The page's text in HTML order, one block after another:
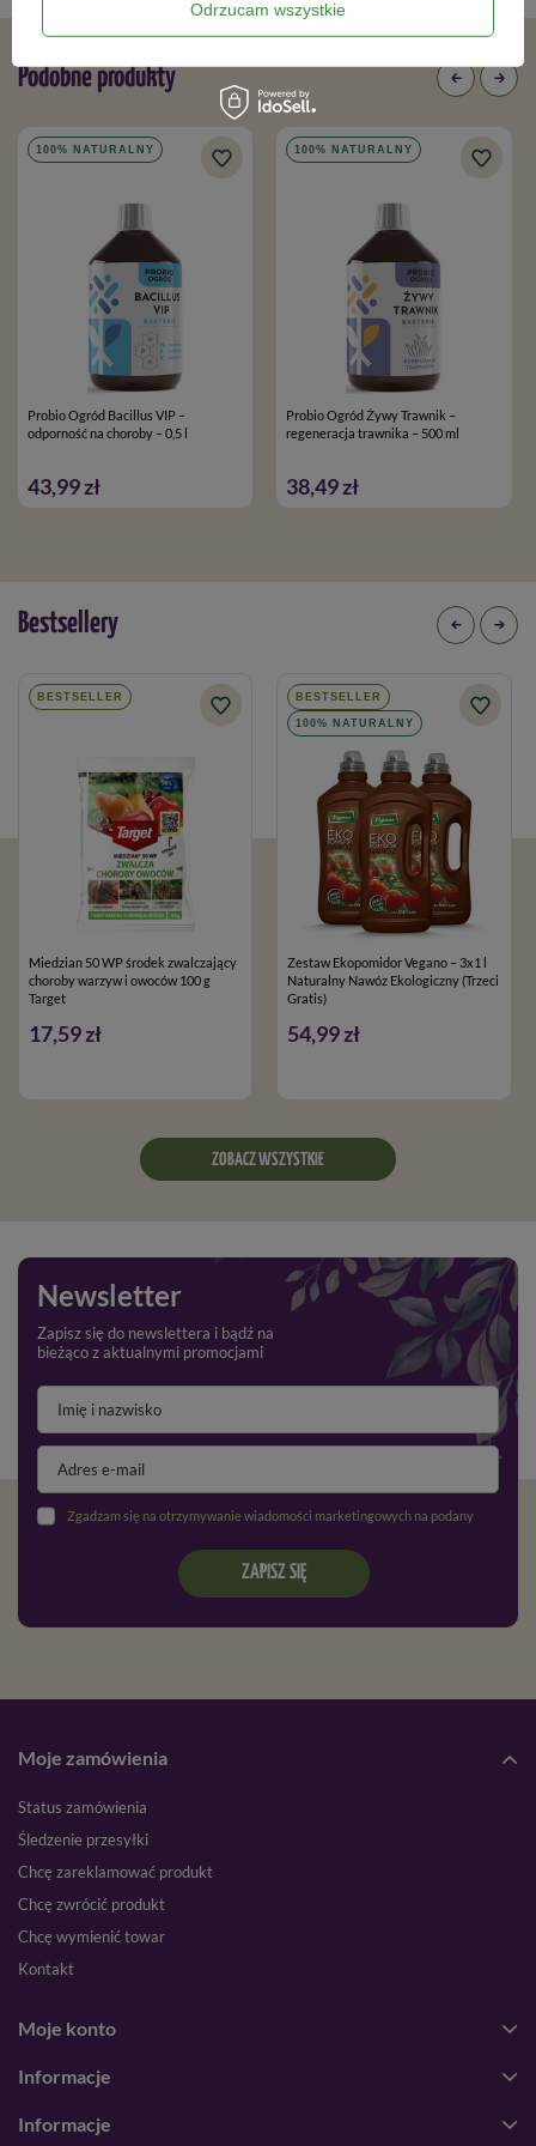
stosować doglebowo przed siewem lub w
Skład
Kompleks żywych kultur bakterii Paenibacillus
azotobacter chroococcum
, ekologiczna melasa z trzciny
cukrowej, woda.
Opakowanie: 2 l
Podobne produkty
100% NATURALNY
Probio Ogród Bacillus VIP –
odporność na choroby – 0,5 l
43,99 zł
100% NATURALNY
Probio Ogród Żywy Trawnik –
regeneracja trawnika – 500 ml
38,49 zł
Bestsellery
BESTSELLER
Miedzian 50 WP środek zwalczający
choroby warzyw i owoców 100 g
Target
17,59 zł
BESTSELLER
100% NATURALNY
Zestaw Ekopomidor Vegano – 3x1 l
Naturalny Nawóz Ekologiczny (Trzeci
Gratis)
54,99 zł
ZOBACZ WSZYSTKIE
Newsletter
Zapisz się do newslettera i bądź na
bieżąco z aktualnymi promocjami
Zgadzam się na otrzymywanie wiadomości marketingowych na podany adres e-mail oraz przetwarzanie danych osobowych zgodnie z
ZAPISZ SIĘ
Moje zamówienia
Status zamówienia
Śledzenie przesyłki
Chcę zareklamować produkt
Chcę zwrócić produkt
Chcę wymienić towar
Kontakt
Moje konto
Informacje
Informacje
Odrzucam wszystkie